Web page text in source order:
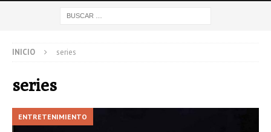
INICIO series
series
ENTRETENIMIENTO